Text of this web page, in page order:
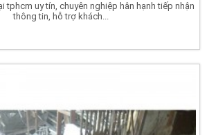
tphcm uy tín, chuyên nghiệp hân hạnh tiếp nhận
thông tin, hỗ trợ khách...